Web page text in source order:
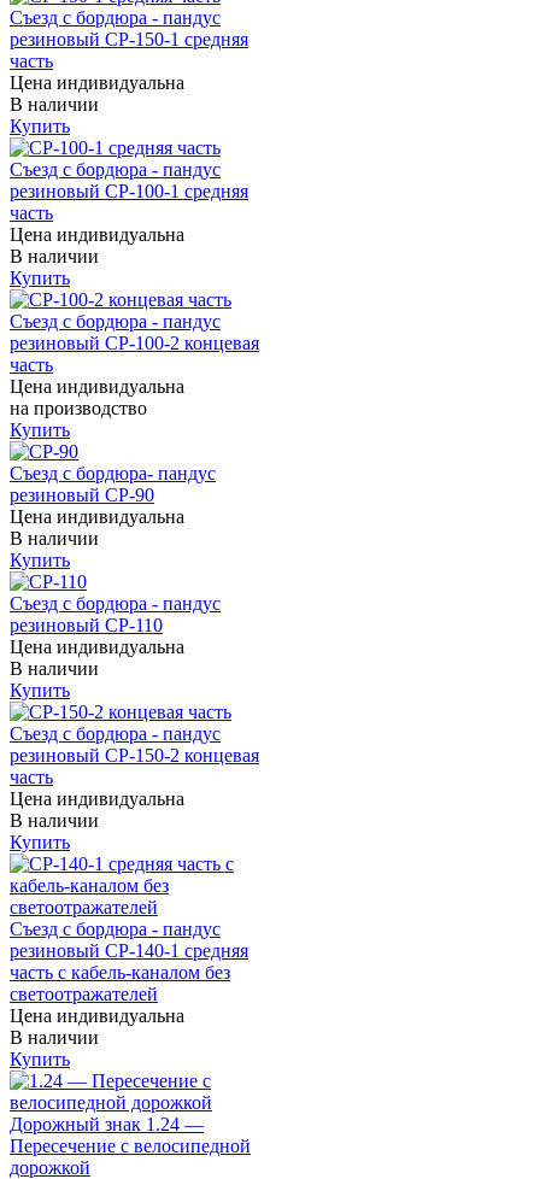
Съезд с бордюра - пандус
резиновый СР-150-1 средняя
часть
Цена индивидуальна
В наличии
Купить
Съезд с бордюра - пандус
резиновый СР-100-1 средняя
часть
Цена индивидуальна
В наличии
Купить
Съезд с бордюра - пандус
резиновый СР-100-2 концевая
часть
Цена индивидуальна
на производство
Купить
Съезд с бордюра- пандус
резиновый СР-90
Цена индивидуальна
В наличии
Купить
Съезд с бордюра - пандус
резиновый СР-110
Цена индивидуальна
В наличии
Купить
Съезд с бордюра - пандус
резиновый СР-150-2 концевая
часть
Цена индивидуальна
В наличии
Купить
Съезд с бордюра - пандус
резиновый СР-140-1 средняя
часть с кабель-каналом без
светоотражателей
Цена индивидуальна
В наличии
Купить
Дорожный знак 1.24 —
Пересечение с велосипедной
дорожкой